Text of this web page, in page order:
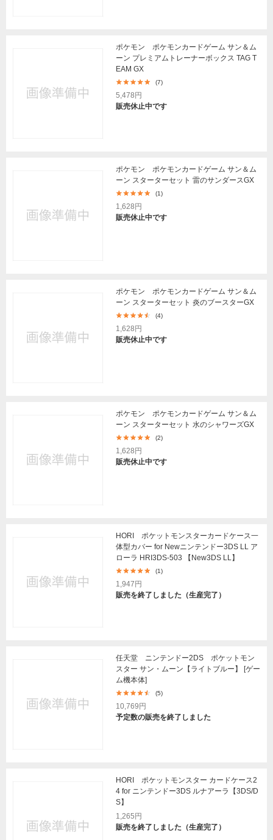
ポケモン ポケモンカードゲーム サン＆ム
ーン プレミアムトレーナーボックス TAG T
EAM GX
(7)
5,478円
販売休止中です
ポケモン ポケモンカードゲーム サン＆ム
ーン スターターセット 雷のサンダースGX
(1)
1,628円
販売休止中です
ポケモン ポケモンカードゲーム サン＆ム
ーン スターターセット 炎のブースターGX
(4)
1,628円
販売休止中です
ポケモン ポケモンカードゲーム サン＆ム
ーン スターターセット 水のシャワーズGX
(2)
1,628円
販売休止中です
HORI ポケットモンスターカードケース一
体型カバー for Newニンテンドー3DS LL ア
ローラ HRI3DS-503 【New3DS LL】
(1)
1,947円
販売を終了しました（生産完了）
任天堂 ニンテンドー2DS ポケットモン
スター サン・ムーン【ライトブルー】 [ゲー
ム機本体]
(5)
10,769円
予定数の販売を終了しました
HORI ポケットモンスター カードケース2
4 for ニンテンドー3DS ルナアーラ【3DS/D
S】
1,265円
販売を終了しました（生産完了）